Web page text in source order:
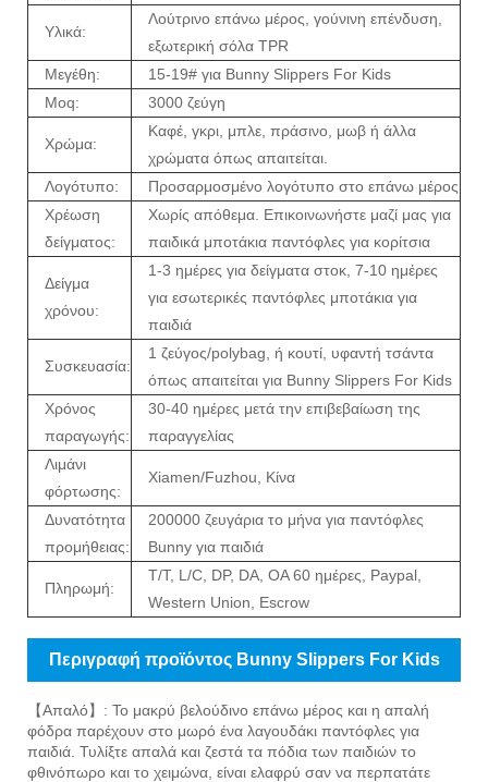
Υλικά:
Λούτρινο επάνω μέρος, γούνινη επένδυση,
εξωτερική σόλα TPR
Μεγέθη:
15-19# για Bunny Slippers For Kids
Moq:
3000 ζεύγη
Χρώμα:
Καφέ, γκρι, μπλε, πράσινο, μωβ ή άλλα
χρώματα όπως απαιτείται.
Λογότυπο:
Προσαρμοσμένο λογότυπο στο επάνω μέρος
Χρέωση
δείγματος:
Χωρίς απόθεμα. Επικοινωνήστε μαζί μας για
παιδικά μποτάκια παντόφλες για κορίτσια
Δείγμα
χρόνου:
1-3 ημέρες για δείγματα στοκ, 7-10 ημέρες
για εσωτερικές παντόφλες μποτάκια για
παιδιά
Συσκευασία:
1 ζεύγος/polybag, ή κουτί, υφαντή τσάντα
όπως απαιτείται για Bunny Slippers For Kids
Χρόνος
παραγωγής:
30-40 ημέρες μετά την επιβεβαίωση της
παραγγελίας
Λιμάνι
φόρτωσης:
Xiamen/Fuzhou, Κίνα
Δυνατότητα
προμήθειας:
200000 ζευγάρια το μήνα για παντόφλες
Bunny για παιδιά
Πληρωμή:
T/T, L/C, DP, DA, OA 60 ημέρες, Paypal,
Western Union, Escrow
Περιγραφή προϊόντος Bunny Slippers For Kids
【Απαλό】: Το μακρύ βελούδινο επάνω μέρος και η απαλή
φόδρα παρέχουν στο μωρό ένα λαγουδάκι παντόφλες για
παιδιά. Τυλίξτε απαλά και ζεστά τα πόδια των παιδιών το
φθινόπωρο και το χειμώνα, είναι ελαφρύ σαν να περπατάτε